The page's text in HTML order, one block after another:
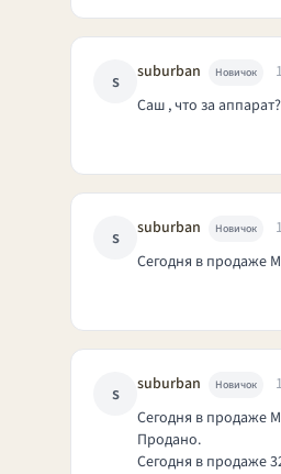
s suburban Новичок
Саш , что за аппарат?
s suburban Новичок
Сегодня в продаже
s suburban Новичок
Сегодня в продаже
Продано.
Сегодня в продаже